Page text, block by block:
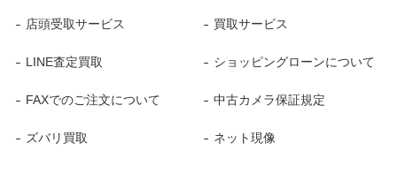
店頭受取サービス 買取サービス
LINE査定買取 ショッピングローンについて
FAXでのご注文について 中古カメラ保証規定
ズバリ買取 ネット現像